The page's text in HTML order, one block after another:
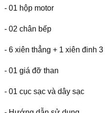
- 01 hộp motor
- 02 chân bếp
- 6 xiên thẳng + 1 xiên đinh 3
- 01 giá đỡ than
- 01 cục sạc và dây sạc